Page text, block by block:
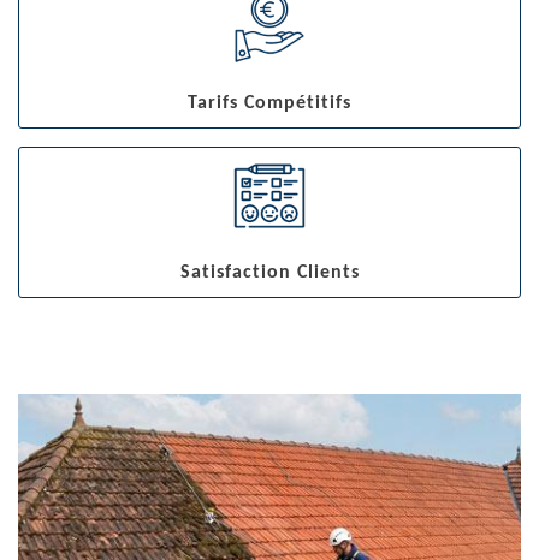
Tarifs Compétitifs
Satisfaction Clients